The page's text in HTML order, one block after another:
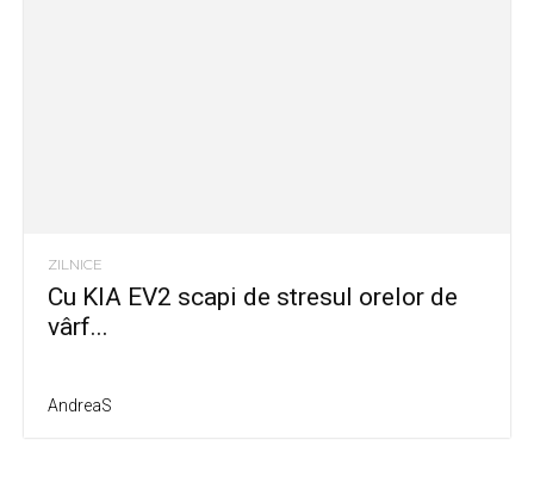
ZILNICE
Cu KIA EV2 scapi de stresul orelor de
vârf...
AndreaS